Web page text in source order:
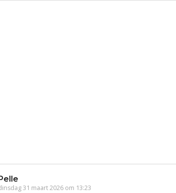
Pelle
31 maart 2026 om 13:23